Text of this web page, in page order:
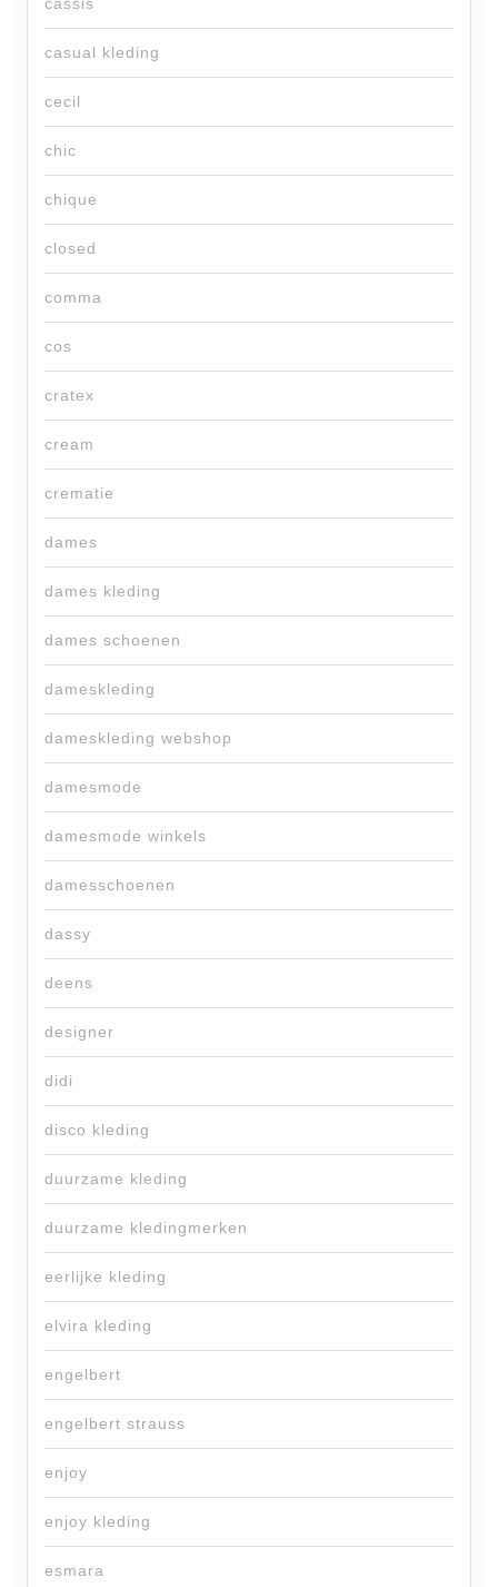
casual kleding
cecil
chic
chique
closed
comma
cos
cratex
cream
crematie
dames
dames kleding
dames schoenen
dameskleding
dameskleding webshop
damesmode
damesmode winkels
damesschoenen
dassy
deens
designer
didi
disco kleding
duurzame kleding
duurzame kledingmerken
eerlijke kleding
elvira kleding
engelbert
engelbert strauss
enjoy
enjoy kleding
esmara